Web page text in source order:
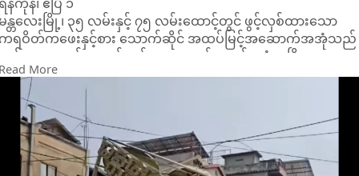
န်ကုန်၊ ဧပြီ ၁
န္တလေးမြို့၊ ၃၅ လမ်းနှင့် ၇၅ လမ်းထောင့်တွင် ဖွင့်လှစ်ထားသော
ရဝိတ်ကဖေးနှင့်စား သောက်ဆိုင် အထပ်မြင့်အဆောက်အအုံသည်
တ်လ ၂၈ ရက်နေ့ လှုပ်ခတ်သော ငလျင်အတွင်း လုံး၀ ပြိုကျမှု
ြစ်ပွားခဲ့ရာ စားသောက်သူများ၊ ဆိုင်ဝန်ထမ်းများနှင့်အတူ စစ်တပ်
က်မှ အရာရှိ ၁ ဦးနှင့် စစ်သား ၉ ဦးခန့် သေဆုံးခဲ့ကြောင်း သိရှိရ
ည်။
တ်လ ၂၈ ရက်နေ့ မွန်းလွဲ ၁၂ နာရီ ၅၂ မိနစ်အချိန် ပြင်းအား ၇
သမ ၇ အဆင့်ရှိ ငလျင်ကြီး လှုပ်ခတ်ခဲ့သော ကြောင့် မန္တလေးမြို့၊
၅လမ်းနှင့် ၇၅ လမ်းဒေါင့်တွင် ဖွင့်လှစ်ထားသော ကရဝိတ် ကဖေး
More